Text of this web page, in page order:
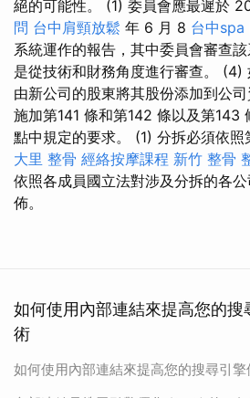
絕的可能性。 (1) 委員會應最遲於
問 台中肩頸放鬆 年 6 月 8 台中spa
系統運作的報告，其中委員會審查
是從技術和財務角度進行審查。 (4)
由新公司的股東將其股份添加到公
施加第141 條和第142 條以及第143
點中規定的要求。 (1) 分拆必須依照
大里 整骨 經絡按摩課程 新竹 整骨
依照各成員國立法對涉及分拆的各
佈。
如何使用內部連結來提高您的搜
術
如何使用內部連結來提高您的搜尋引